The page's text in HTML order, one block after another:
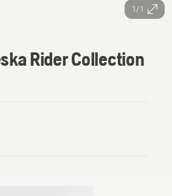
1/1
Rider Collection